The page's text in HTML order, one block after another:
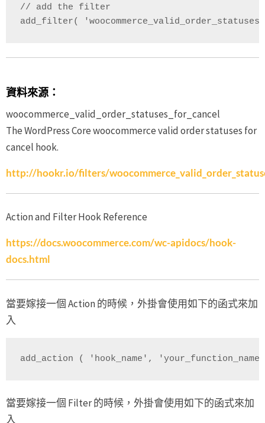
// add the filter
add_filter(
資料來源：
woocommerce_valid_order_statuses_for_cancel
The WordPress Core woocommerce valid order statuses for
cancel hook.
http://hookr.io/filters/
Action and Filter Hook Reference
https://docs.woocommerce.com/wc-apidocs/hook-
docs.html
當要嫁接一個 Action 的時候，外掛會使用如下的函式來加
入
add_action ( 'hook_name',
當要嫁接一個 Filter 的時候，外掛會使用如下的函式來加
入